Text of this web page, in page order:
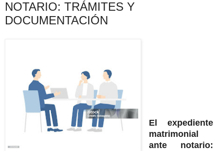
NOTARIO: TRÁMITES Y
DOCUMENTACIÓN
El expediente
matrimonial
ante notario: